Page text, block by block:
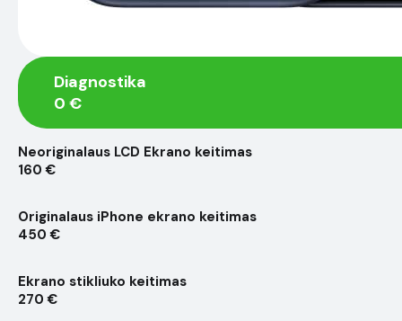
Diagnostika
0 €
Neoriginalaus LCD Ekrano keitimas
160 €
Originalaus iPhone ekrano keitimas
450 €
Ekrano stikliuko keitimas
270 €